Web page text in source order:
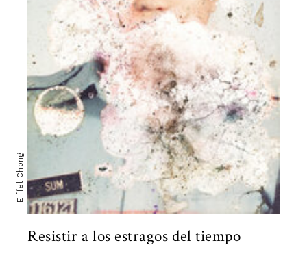
Eiffel Chong
Resistir a los estragos del tiempo